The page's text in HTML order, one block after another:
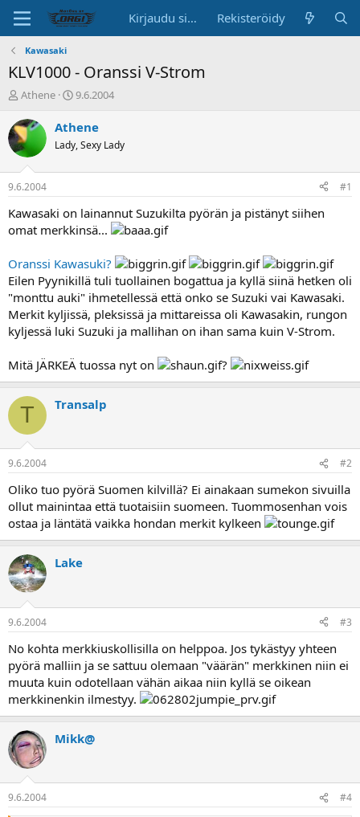
Kirjaudu sisään Rekisteröidy
Kawasaki
KLV1000 - Oranssi V-Strom
K
s
k
u
s
t
e
l
n
l
o
i
t
t
a
a
Athene
A
o
t
p
ä
i
v
9.6.2004
Athene
Lady, Sexy Lady
9.6.2004 #1
Kawasaki on lainannut Suzukilta pyörän ja pistänyt siihen
omat merkkinsä...
Oranssi Kawasuki?
Eilen Pyynikillä tuli tuollainen bogattua ja kyllä siinä hetken oli
"monttu auki" ihmetellessä että onko se Suzuki vai Kawasaki.
Merkit kyljissä, pleksissä ja mittareissa oli Kawasakin, rungon
kyljessä luki Suzuki ja mallihan on ihan sama kuin V-Strom.
Mitä JÄRKEÄ tuossa nyt on ?
T Transalp
9.6.2004 #2
Oliko tuo pyörä Suomen kilvillä? Ei ainakaan sumekon sivuilla
ollut mainintaa että tuotaisiin suomeen. Tuommosenhan vois
ostaa ja läntätä vaikka hondan merkit kylkeen
Lake
9.6.2004 #3
No kohta merkkiuskollisilla on helppoa. Jos tykästyy yhteen
pyörä malliin ja se sattuu olemaan "väärän" merkkinen niin ei
muuta kuin odotellaan vähän aikaa niin kyllä se oikean
merkkinenkin ilmestyy.
Mikk@
9.6.2004 #4